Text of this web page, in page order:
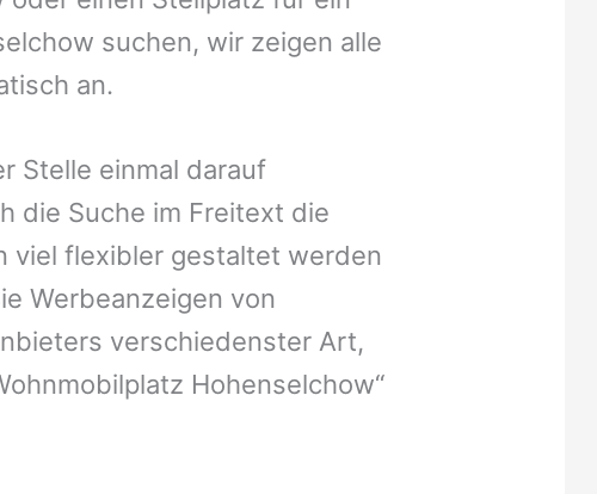
suchen, wir zeigen alle
an.
Stelle einmal darauf
die Suche im Freitext die
viel flexibler gestaltet werden
Werbeanzeigen von
verschiedenster Art,
Hohenselchow“